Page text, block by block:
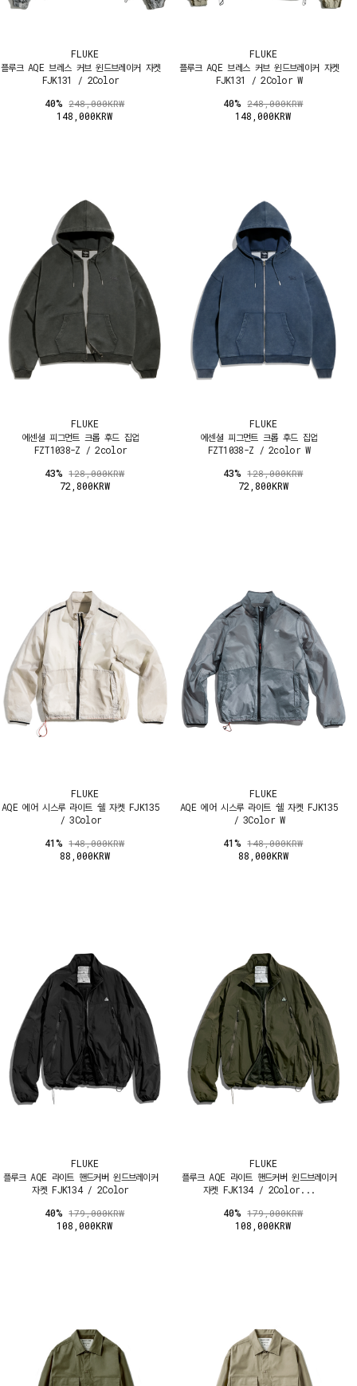
FLUKE
플루크 AQE 브레스 커브 윈드브레이커 자켓
FJK131 / 2Color
40%248,000KRW
148,000KRW
FLUKE
플루크 AQE 브레스 커브 윈드브레이커 자켓
FJK131 / 2Color W
40%248,000KRW
148,000KRW
FLUKE
에센셜 피그먼트 크롭 후드 집업
FZT1038-Z / 2color
43%128,000KRW
72,800KRW
FLUKE
에센셜 피그먼트 크롭 후드 집업
FZT1038-Z / 2color W
43%128,000KRW
72,800KRW
FLUKE
AQE 에어 시스루 라이트 쉘 자켓 FJK135
/ 3Color
41%148,000KRW
88,000KRW
FLUKE
AQE 에어 시스루 라이트 쉘 자켓 FJK135
/ 3Color W
41%148,000KRW
88,000KRW
FLUKE
플루크 AQE 라이트 핸드커버 윈드브레이커
자켓 FJK134 / 2Color
40%179,000KRW
108,000KRW
FLUKE
플루크 AQE 라이트 핸드커버 윈드브레이커
자켓 FJK134 / 2Color...
40%179,000KRW
108,000KRW